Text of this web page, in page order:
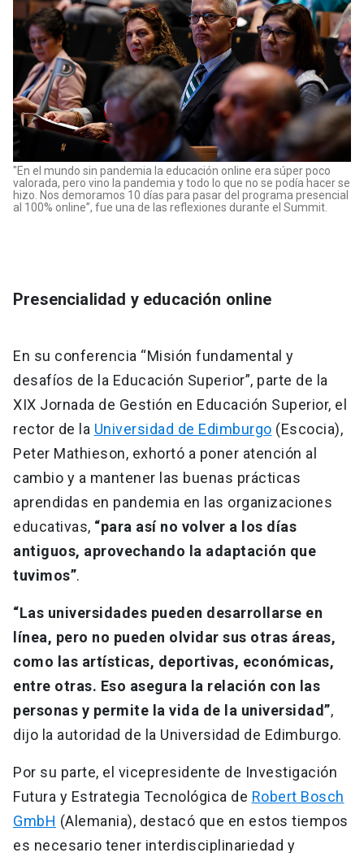
"En el mundo sin pandemia la educación online era súper poco
valorada, pero vino la pandemia y todo lo que no se podía hacer se
hizo. Nos demoramos 10 días para pasar del programa presencial
al 100% online”, fue una de las reflexiones durante el Summit.
Presencialidad y educación online
En su conferencia “Misión fundamental y
desafíos de la Educación Superior”, parte de la
XIX Jornada de Gestión en Educación Superior, el
rector de la Universidad de Edimburgo (Escocia),
Peter Mathieson, exhortó a poner atención al
cambio y a mantener las buenas prácticas
aprendidas en pandemia en las organizaciones
educativas, “para así no volver a los días
antiguos, aprovechando la adaptación que
tuvimos”.
“Las universidades pueden desarrollarse en
línea, pero no pueden olvidar sus otras áreas,
como las artísticas, deportivas, económicas,
entre otras. Eso asegura la relación con las
personas y permite la vida de la universidad”,
dijo la autoridad de la Universidad de Edimburgo.
Por su parte, el vicepresidente de Investigación
Futura y Estrategia Tecnológica de Robert Bosch
GmbH (Alemania), destacó que en estos tiempos
es necesario tener interdisciplinariedad y